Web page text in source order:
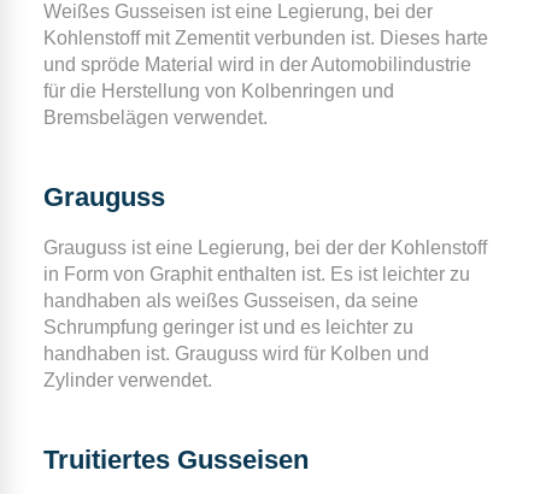
Weißes Gusseisen ist eine Legierung, bei der
Kohlenstoff mit Zementit verbunden ist. Dieses harte
und spröde Material wird in der Automobilindustrie
für die Herstellung von Kolbenringen und
Bremsbelägen verwendet.
Grauguss
Grauguss ist eine Legierung, bei der der Kohlenstoff
in Form von Graphit enthalten ist. Es ist leichter zu
handhaben als weißes Gusseisen, da seine
Schrumpfung geringer ist und es leichter zu
handhaben ist. Grauguss wird für Kolben und
Zylinder verwendet.
Truitiertes Gusseisen